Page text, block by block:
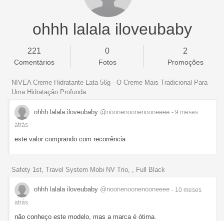
ohhh lalala iloveubaby
221
Comentários
0
Fotos
2
Promoções
NIVEA Creme Hidratante Lata 56g - O Creme Mais Tradicional Para
Uma Hidratação Profunda
ohhh lalala iloveubaby @noonenoonenooneeee - 9 meses
atrás
este valor comprando com recorrência
Safety 1st, Travel System Mobi NV Trio, , Full Black
ohhh lalala iloveubaby @noonenoonenooneeee - 10 meses
atrás
não conheço este modelo, mas a marca é ótima.